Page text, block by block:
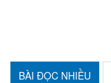
BÀI ĐỌC NHIỀU